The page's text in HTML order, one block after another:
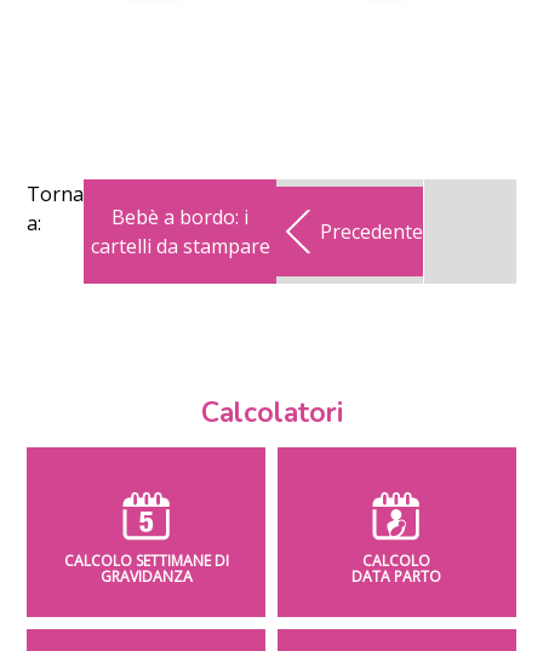
Torna
a:
Bebè a bordo: i
cartelli da stampare
Precedente
Calcolatori
CALCOLO SETTIMANE DI
GRAVIDANZA
CALCOLO
DATA PARTO